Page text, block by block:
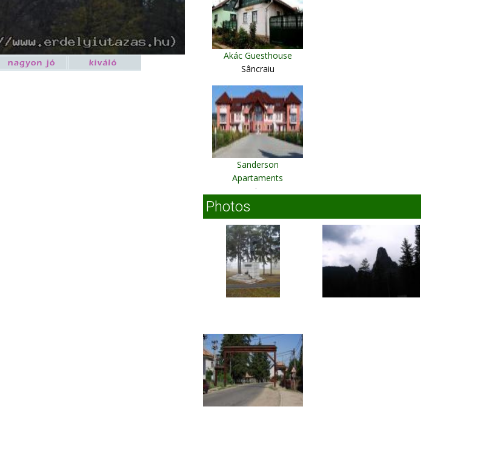
Akác Guesthouse
Sâncraiu
Sanderson
Apartaments
Delnita
Photos